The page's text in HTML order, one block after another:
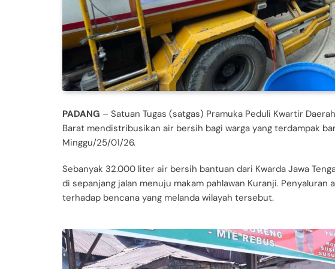
PADANG – Satuan Tugas (satgas) Pramuka Peduli Kwartir
Barat mendistribusikan air bersih bagi warga yang terdampak
Minggu/25/01/26.
Sebanyak 32.000 liter air bersih bantuan dari Kwarda Jawa
di sepanjang jalan menuju makam pahlawan Kuranji.
terhadap bencana yang melanda wilayah tersebut.